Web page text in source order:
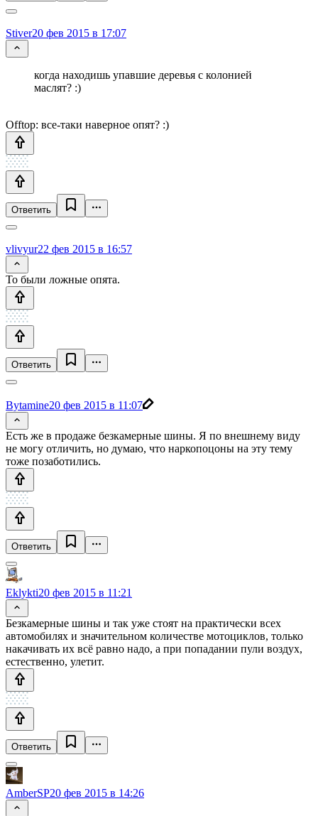
Stiver20 фев 2015 в 17:07
когда находишь упавшие деревья с колонией
маслят? :)
Offtop: все-таки наверное опят? :)
Ответить
vlivyur22 фев 2015 в 16:57
То были ложные опята.
Ответить
Bytamine20 фев 2015 в 11:07
Есть же в продаже безкамерные шины. Я по внешнему виду
не могу отличить, но думаю, что наркопоцоны на эту тему
тоже позаботились.
Ответить
Eklykti20 фев 2015 в 11:21
Безкамерные шины и так уже стоят на практически всех
автомобилях и значительном количестве мотоциклов, только
накачивать их всё равно надо, а при попадании пули воздух,
естественно, улетит.
Ответить
AmberSP20 фев 2015 в 14:26